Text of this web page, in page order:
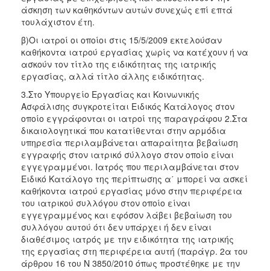
άσκηση των καθηκόντων αυτών συνεχώς επί επτά
τουλάχιστον έτη.
β)Οι ιατροί οι οποίοι στις 15/5/2009 εκτελούσαν
καθήκοντα ιατρού εργασίας χωρίς να κατέχουν ή να
ασκούν τον τίτλο της ειδικότητας της ιατρικής
εργασίας, αλλά τίτλο άλλης ειδικότητας.
3.Στο Υπουργείο Εργασίας και Κοινωνικής
Ασφάλισης συγκροτείται Ειδικός Κατάλογος στον
οποίο εγγράφονται οι ιατροί της παραγράφου 2.Στα
δικαιολογητικά που κατατίθενται στην αρμόδια
υπηρεσία περιλαμβάνεται απαραίτητα βεβαίωση
εγγραφής στον ιατρικό σύλλογο στον οποίο είναι
εγγεγραμμένοι. Ιατρός που περιλαμβάνεται στον
Ειδικό Κατάλογο της περίπτωσης α΄ μπορεί να ασκεί
καθήκοντα ιατρού εργασίας μόνο στην περιφέρεια
του ιατρικού συλλόγου στον οποίο είναι
εγγεγραμμένος και εφόσον λάβει βεβαίωση του
συλλόγου αυτού ότι δεν υπάρχει ή δεν είναι
διαθέσιμος ιατρός με την ειδικότητα της ιατρικής
της εργασίας στη περιφέρεια αυτή (παράγρ. 2α του
άρθρου 16 του Ν 3850/2010 όπως προστέθηκε με την